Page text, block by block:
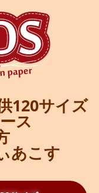
120サイズ
ス
あこす